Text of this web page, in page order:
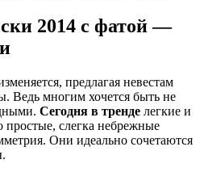
2014 с фатой —
предлагая невестам
Ведь многим хочется быть не
Сегодня в тренде легкие и
слегка небрежные
Они идеально сочетаются